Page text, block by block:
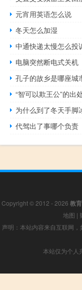
元宵用英语怎么说
冬天怎么加湿
中通快递太慢怎么投
电脑突然断电式关机
孔子的故乡是哪座城
“智可以欺王公”的出
为什么到了冬天手脚
代驾出了事哪个负责
Copyright © 2012 - 2026 教
地图 |
声明：本站内容来自互联网
本站仅为个人